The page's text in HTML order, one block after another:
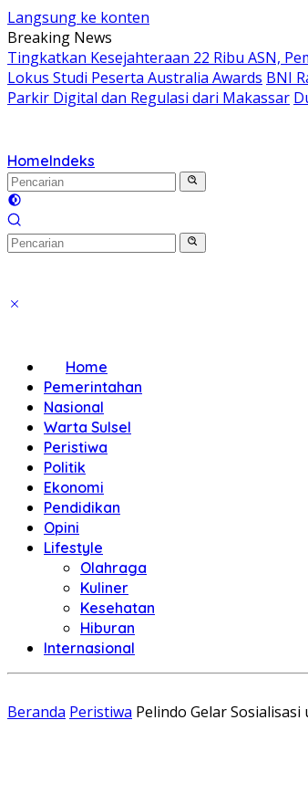
Langsung ke konten
Breaking News
Tingkatkan Kesejahteraan 22 Ribu ASN,
Lokus Studi Peserta Australia Awards BNI
Parkir Digital dan Regulasi dari Makassar
HomeIndeks
Home
Pemerintahan
Nasional
Warta Sulsel
Peristiwa
Politik
Ekonomi
Pendidikan
Opini
Lifestyle
Olahraga
Kuliner
Kesehatan
Hiburan
Internasional
Beranda Peristiwa Pelindo Gelar